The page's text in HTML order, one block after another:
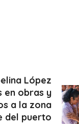
López
en obras y
a la zona
del puerto